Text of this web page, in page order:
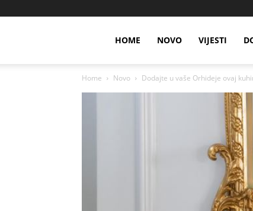
HOME NOVO VIJESTI
Home Novo Dodajte u vaše Orhideje ovaj